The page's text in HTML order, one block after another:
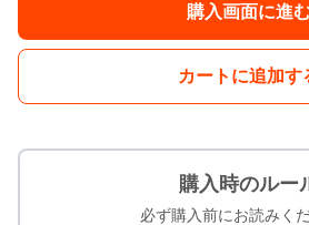
購入画面に進
カートに追加す
購入時のルー
必ず購入前にお読みくだ